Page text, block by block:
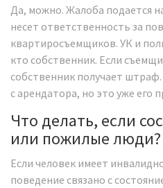
Да, можно. Жалоба подается
несет ответственность за
квартиросъемщиков. УК и
кто собственник. Если
собственник получает
с арендатора, но это уже его
Что делать, если
или пожилые люди?
Если человек имеет
поведение связано с